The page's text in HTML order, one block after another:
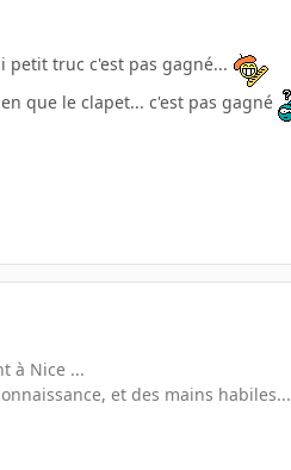
petit truc c'est pas gagné...
que le clapet... c'est pas gagné
à Nice ...
et des mains habiles...